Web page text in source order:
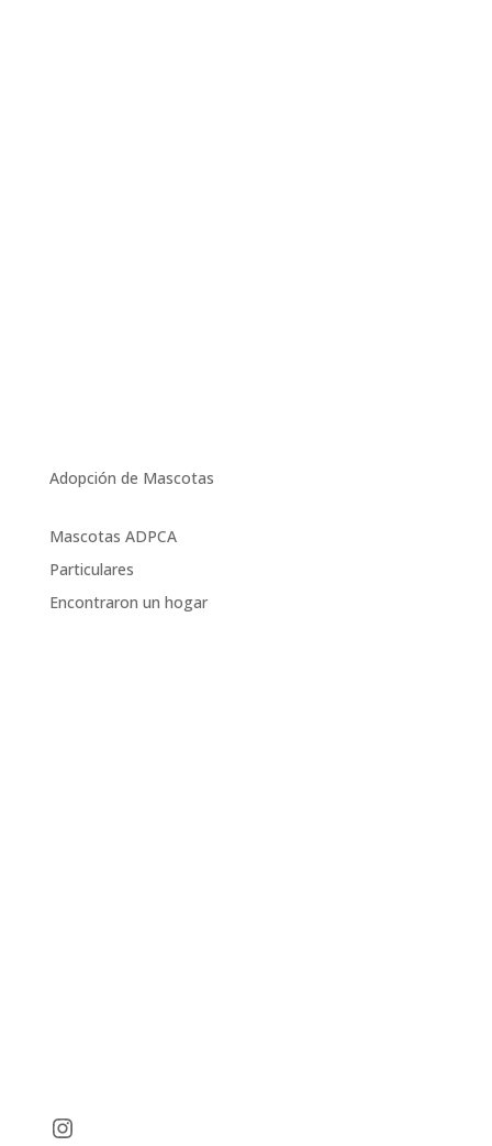
Adopción de Mascotas
Mascotas ADPCA
Particulares
Encontraron un hogar
Instagram